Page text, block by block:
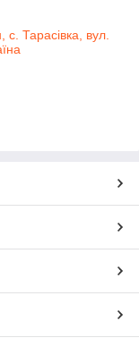
с. Тарасівка, вул.